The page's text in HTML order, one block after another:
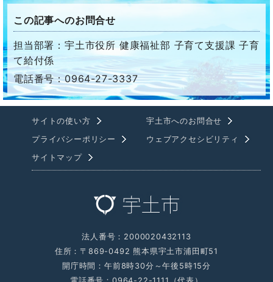
この記事へのお問合せ
担当部署：宇土市役所 健康福祉部 子育て支援課 子育
て給付係
電話番号：0964-27-3337
サイトの使い方
宇土市へのお問合せ
プライバシーポリシー
ウェブアクセシビリティ
サイトマップ
法人番号：2000020432113
住所：〒869-0492 熊本県宇土市浦田町51
開庁時間：午前8時30分～午後5時15分